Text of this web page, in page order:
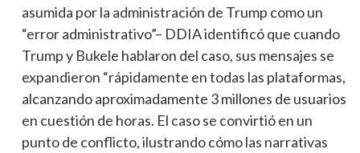
asumida por la administración de Trump como un
“error administrativo”– DDIA identificó que cuando
Trump y Bukele hablaron del caso, sus mensajes se
expandieron “rápidamente en todas las plataformas,
alcanzando aproximadamente 3 millones de usuarios
en cuestión de horas. El caso se convirtió en un
punto de conflicto, ilustrando cómo las narrativas